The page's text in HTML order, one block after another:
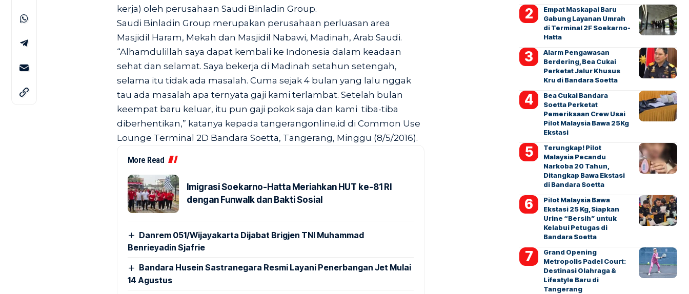
kerja) oleh perusahaan Saudi Binladin Group.
Saudi Binladin Group merupakan perusahaan perluasan area
Masjidil Haram, Mekah dan Masjidil Nabawi, Madinah, Arab Saudi.
“Alhamdulillah saya dapat kembali ke Indonesia dalam keadaan
sehat dan selamat. Saya bekerja di Madinah setahun setengah,
selama itu tidak ada masalah. Cuma sejak 4 bulan yang lalu nggak
tau ada masalah apa ternyata gaji kami terlambat. Setelah bulan
keempat baru keluar, itu pun gaji pokok saja dan kami tiba-tiba
diberhentikan,” katanya kepada tangerangonline.id di Common Use
Lounge Terminal 2D Bandara Soetta, Tangerang, Minggu (8/5/2016).
More Read
Imigrasi Soekarno-Hatta Meriahkan HUT ke-81 RI
dengan Funwalk dan Bakti Sosial
Danrem 051/Wijayakarta Dijabat Brigjen TNI Muhammad
Benrieyadin Sjafrie
Bandara Husein Sastranegara Resmi Layani Penerbangan Jet Mulai
14 Agustus
Empat Maskapai Baru
Gabung Layanan Umrah
di Terminal 2F Soekarno-
Hatta
Alarm Pengawasan
Berdering, Bea Cukai
Perketat Jalur Khusus
Kru di Bandara Soetta
Bea Cukai Bandara
Soetta Perketat
Pemeriksaan Crew Usai
Pilot Malaysia Bawa 25Kg
Ekstasi
Terungkap! Pilot
Malaysia Pecandu
Narkoba 20 Tahun,
Ditangkap Bawa Ekstasi
di Bandara Soetta
Pilot Malaysia Bawa
Ekstasi 25 Kg, Siapkan
Urine “Bersih” untuk
Kelabui Petugas di
Bandara Soetta
Grand Opening
Metropolis Padel Court:
Destinasi Olahraga &
Lifestyle Baru di
Tangerang